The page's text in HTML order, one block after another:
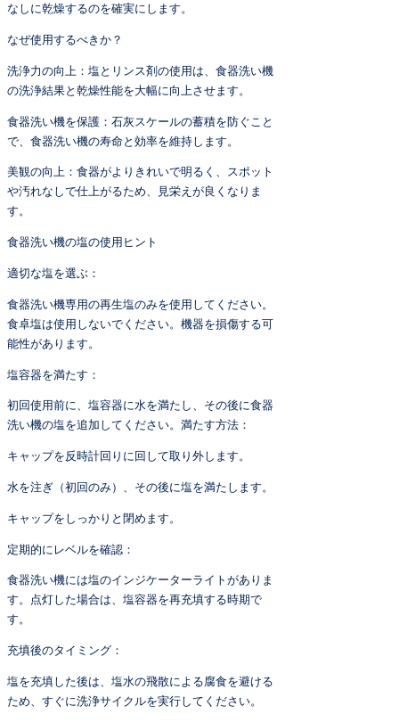
なしに乾燥するのを確実にします。
なぜ使用するべきか？
洗浄力の向上：塩とリンス剤の使用は、食器洗い機
の洗浄結果と乾燥性能を大幅に向上させます。
食器洗い機を保護：石灰スケールの蓄積を防ぐこと
で、食器洗い機の寿命と効率を維持します。
美観の向上：食器がよりきれいで明るく、スポット
や汚れなしで仕上がるため、見栄えが良くなりま
す。
食器洗い機の塩の使用ヒント
適切な塩を選ぶ：
食器洗い機専用の再生塩のみを使用してください。
食卓塩は使用しないでください。機器を損傷する可
能性があります。
塩容器を満たす：
初回使用前に、塩容器に水を満たし、その後に食器
洗い機の塩を追加してください。満たす方法：
キャップを反時計回りに回して取り外します。
水を注ぎ（初回のみ）、その後に塩を満たします。
キャップをしっかりと閉めます。
定期的にレベルを確認：
食器洗い機には塩のインジケーターライトがありま
す。点灯した場合は、塩容器を再充填する時期で
す。
充填後のタイミング：
塩を充填した後は、塩水の飛散による腐食を避ける
ため、すぐに洗浄サイクルを実行してください。